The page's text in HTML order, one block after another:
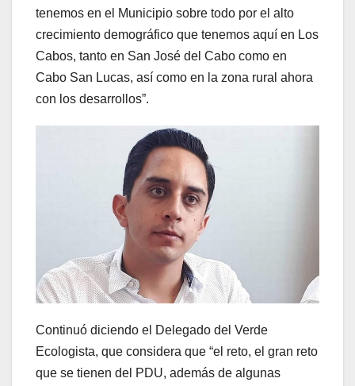
tenemos en el Municipio sobre todo por el alto
crecimiento demográfico que tenemos aquí en Los
Cabos, tanto en San José del Cabo como en
Cabo San Lucas, así como en la zona rural ahora
con los desarrollos”.
Continuó diciendo el Delegado del Verde
Ecologista, que considera que “el reto, el gran reto
que se tienen del PDU, además de algunas